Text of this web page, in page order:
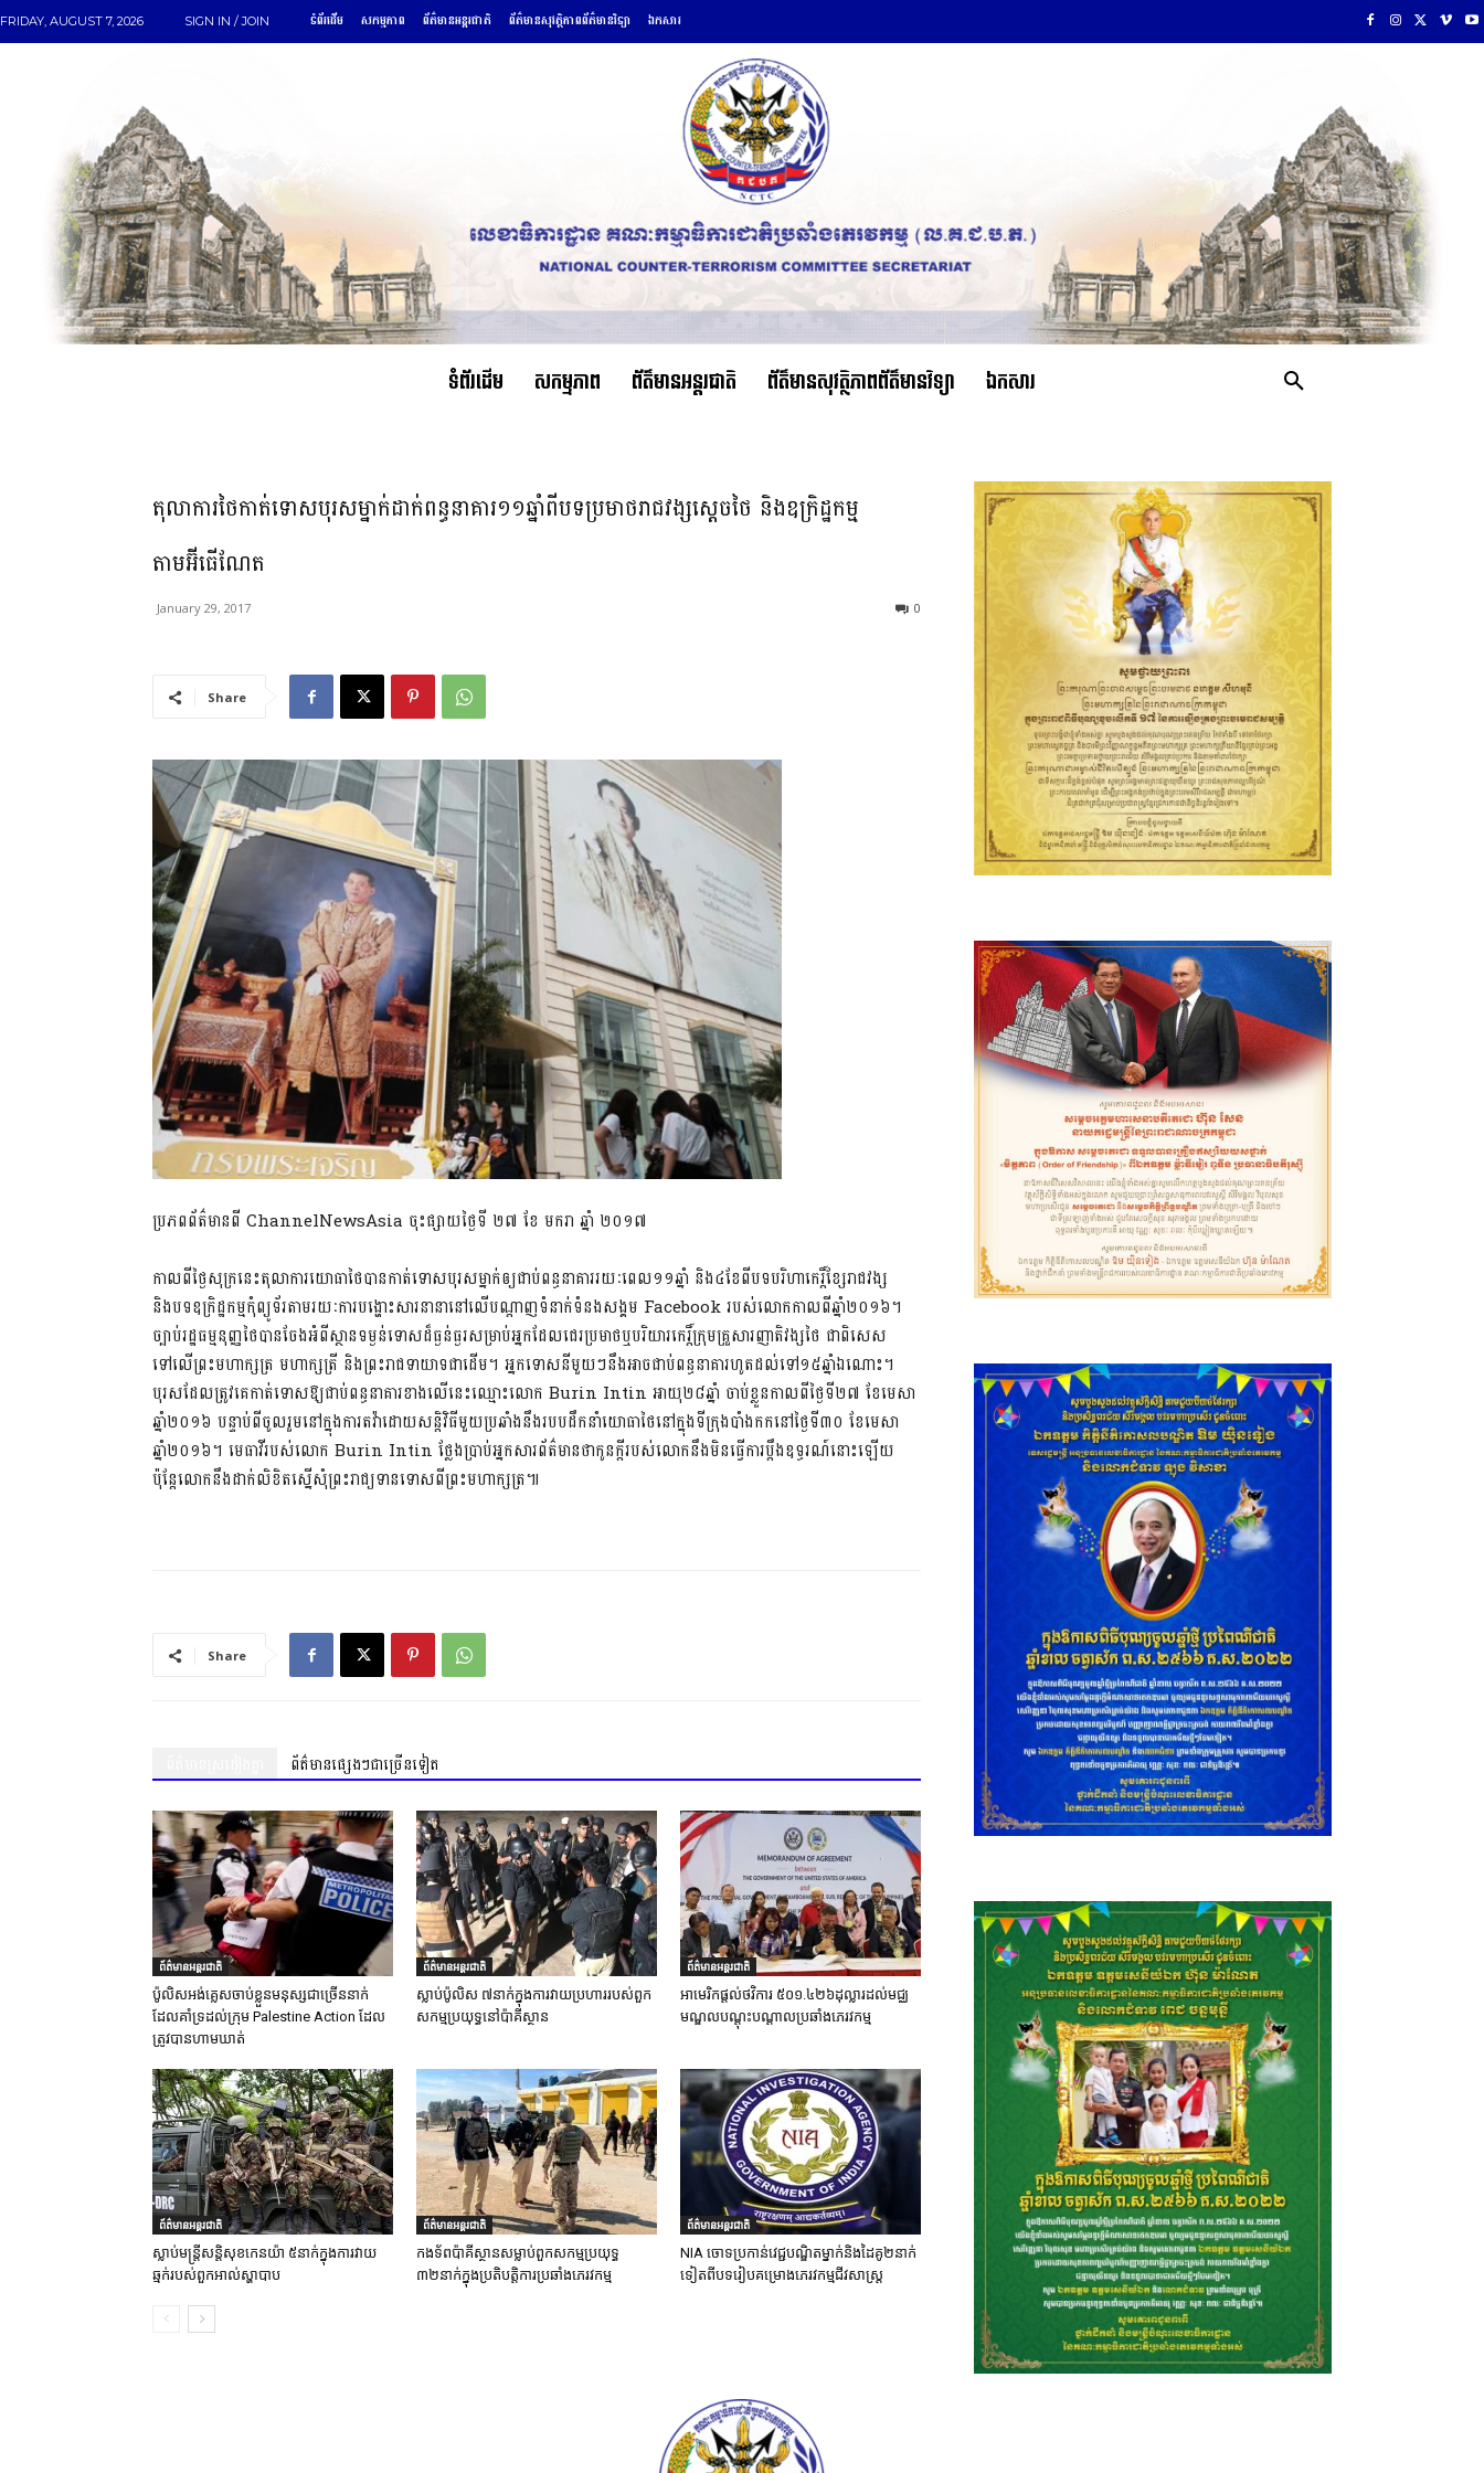
FRIDAY, AUGUST 7, 2026 SIGN IN / JOIN ទំព័រដើម សកម្មភាព ព័ត៌មានអន្តរជាតិ ព័ត៌មានសុវត្ថិភាពព័ត៌មានវិទ្យា ឯកសារ
ទំព័រដើម សកម្មភាព ព័ត៌មានអន្តរជាតិ ព័ត៌មានសុវត្ថិភាពព័ត៌មានវិទ្យា ឯកសារ
តុលាការថៃ​កាត់ទោស​បុរសម្នាក់ដាក់ពន្ធនាគារ១១ឆ្នាំពីបទប្រមាថរាជវង្សស្តេចថៃ និងឧក្រិដ្ឋកម្ម​
តាមអ៊ីធើណែត
January 29, 2017 0
Share
ប្រភពព័ត៌មានពី ChannelNewsAsia ចុះផ្សាយថ្ងៃទី ២៧ ខែ មករា ឆ្នាំ ២០១៧
កាលពីថ្ងៃសុក្រនេះតុលាការយោធាថៃបានកាត់ទោសបុរសម្នាក់ឲ្យជាប់ពន្ធនាគាររយៈពេល១១ឆ្នាំ និង៤ខែ​ពីបទបរិហាកេរ្តិ៍ខ្សែរាជវង្ស
និងបទឧក្រិដ្ឋកម្មកុំព្យូទ័រ​តាមរយៈការបង្ហោះសារនានានៅលើបណ្តាញទំនាក់ទំនងសង្គម Facebook របស់លោក​កាលពី​ឆ្នាំ២០១៦។
ច្បាប់រដ្ឋធម្មនុញ្ញថៃបានចែងអំពីស្ថានទម្ងន់ទោសដ៏ធ្ងន់ធ្ងរសម្រាប់អ្នកដែល​ជេរប្រមាថឬបរិយារកេរ្តិ៍ក្រុមគ្រួសារញាតិវង្សថៃ ជាពិសេស
ទៅលើព្រះមហាក្សត្រ មហាក្សត្រី និងព្រះរាជទាយាទ​ជាដើម។ អ្នកទោសនីមួយៗនឹងអាចជាប់ពន្ធនាគារហូតដល់ទៅ១៥ឆ្នាំឯណោះ។
បុរសដែលត្រូវគេកាត់ទោសឱ្យ​ជាប់ពន្ធនាគារខាងលើនេះ​ឈ្មោះលោក Burin Intin អាយុ២៨ឆ្នាំ ចាប់ខ្លួនកាលពី​ថ្ងៃទី២៧ ខែមេសា
ឆ្នាំ២០១៦ បន្ទាប់ពីចូលរួម​​នៅក្នុងការ​តវ៉ា​ដោយ​សន្តិវិធី​មួយ​ប្រឆាំង​នឹងរបបដឹកនាំ​យោធាថៃនៅក្នុងទីក្រុងបាំងកកនៅថ្ងៃទី៣០ ខែមេសា
ឆ្នាំ២០១៦។ មេធាវីរបស់លោក Burin Intin ថ្លែងប្រាប់​អ្នកសារព័ត៌មាន​ថាកូនក្តីរបស់លោក​នឹងមិនធ្វើការប្តឹង​ឧទ្ធរណ៍នោះឡើយ
ប៉ុន្តែលោក​នឹងដាក់លិខិត​ស្នើសុំព្រះរាជ្យទានទោស​ពីព្រះមហាក្សត្រ៕
Share
ព័ត៌មានផ្សេងៗជាច្រើនទៀត
ព័ត៌មានអន្តរជាតិ
ប៉ូលិសអង់គ្លេសចាប់ខ្លួនមនុស្សជាច្រើននាក់
ដែលគាំទ្រដល់ក្រុម Palestine Action ដែល
ត្រូវបានហាមឃាត់
ព័ត៌មានអន្តរជាតិ
ស្លាប់ប៉ូលិស ៧នាក់ក្នុងការវាយប្រហាររបស់ពួក
សកម្មប្រយុទ្ធនៅប៉ាគីស្ថាន
ព័ត៌មានអន្តរជាតិ
អាមេរិកផ្តល់ថវិការ ៥០១.៤២៦ដុល្លារដល់មជ្ឈ
មណ្ឌលបណ្តុះបណ្តាលប្រឆាំងភេរវកម្ម
ព័ត៌មានអន្តរជាតិ
ស្លាប់មន្ត្រីសន្តិសុខកេនយ៉ា ៥នាក់ក្នុងការវាយ
ឆ្មក់របស់ពួកអាល់ស្ហាបាប
ព័ត៌មានអន្តរជាតិ
កងទ័ពប៉ាគីស្ថានសម្លាប់ពួកសកម្មប្រយុទ្ធ
៣២នាក់ក្នុងប្រតិបត្តិការប្រឆាំងភេរវកម្ម
ព័ត៌មានអន្តរជាតិ
NIA ចោទប្រកាន់វេជ្ជបណ្ឌិតម្នាក់និងដៃគូ២នាក់
ទៀតពីបទរៀបគម្រោងភេរវកម្មជីវសាស្ត្រ